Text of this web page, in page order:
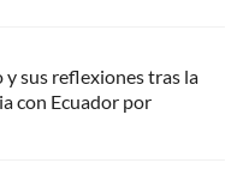
y sus reflexiones tras la
con Ecuador por